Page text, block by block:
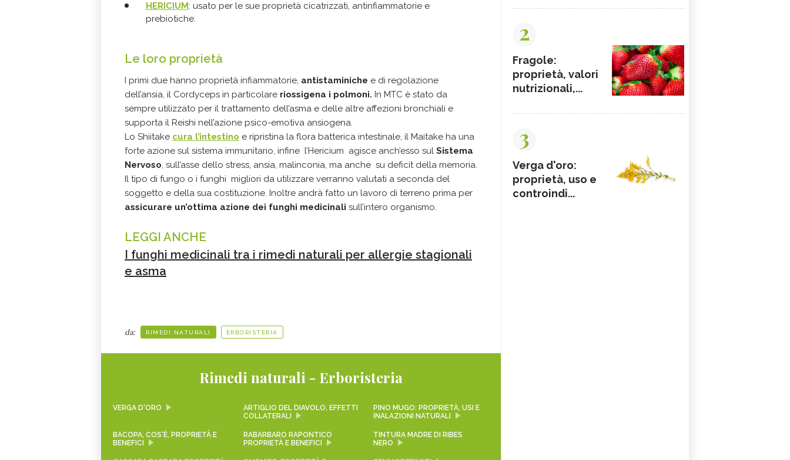
HERICIUM: usato per le sue proprietà cicatrizzati, antinfiammatorie e
prebiotiche.
Le loro proprietà
I primi due hanno proprietà infiammatorie, antistaminiche e di regolazione
dell’ansia, il Cordyceps in particolare riossigena i polmoni. In MTC è stato da
sempre utilizzato per il trattamento dell’asma e delle altre affezioni bronchiali e
supporta il Reishi nell’azione psico-emotiva ansiogena.
Lo Shiitake cura l’intestino e ripristina la flora batterica intestinale, il Maitake ha una
forte azione sul sistema immunitario, infine l’Hericium agisce anch’esso sul Sistema
Nervoso, sull’asse dello stress, ansia, malinconia, ma anche su deficit della memoria.
Il tipo di fungo o i funghi migliori da utilizzare verranno valutati a seconda del
soggetto e della sua costituzione. Inoltre andrà fatto un lavoro di terreno prima per
assicurare un’ottima azione dei funghi medicinali sull’intero organismo.
LEGGI ANCHE
I funghi medicinali tra i rimedi naturali per allergie stagionali
e asma
da: RIMEDI NATURALI ERBORISTERIA
Rimedi naturali - Erboristeria
VERGA D'ORO
ARTIGLIO DEL DIAVOLO, EFFETTI
COLLATERALI
PINO MUGO: PROPRIETÀ, USI E
INALAZIONI NATURALI
BACOPA, COS'È, PROPRIETÀ E
BENEFICI
RABARBARO RAPONTICO
PROPRIETÀ E BENEFICI
TINTURA MADRE DI RIBES
NERO
2
Fragole:
proprietà, valori
nutrizionali,...
3
Verga d'oro:
proprietà, uso e
controindi...